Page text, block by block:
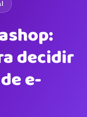
decidir
e-